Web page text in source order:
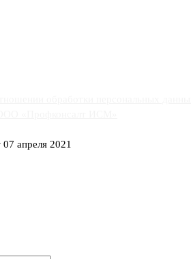
апреля 2021